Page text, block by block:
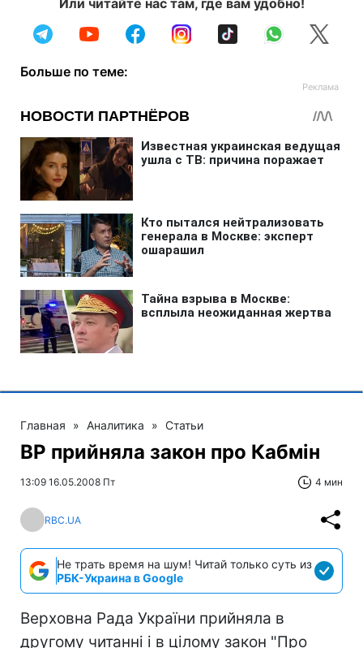
Или читайте нас там, где вам удобно!
Больше по теме:
Главная » Аналитика » Статьи
ВР прийняла закон про Кабмін
13:09 16.05.2008 Пт 4 мин
RBC.UA
Не трать время на шум! Читай только суть из
РБК-Украина в Google
Верховна Рада України прийняла в
другому читанні і в цілому закон "Про